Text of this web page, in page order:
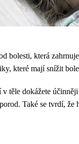
bolesti, která
které mají snížit
těle dokážete
Také se tvrdí,